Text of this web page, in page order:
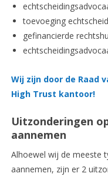
toevoeging
gefinancierde
Wij zijn door de Raad
High Trust kantoor!
Uitzonderingen
aannemen
Alhoewel wij de meeste
aannemen, zijn er 2